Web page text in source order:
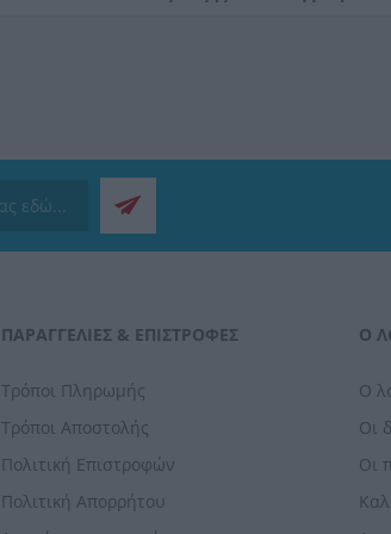
ΠΑΡΑΓΓΕΛΊΕΣ & ΕΠΙΣΤΡΟΦΈΣ
Τρόποι Πληρωμής
Τρόποι Αποστολής
Πολιτική Επιστροφών
Πολιτική Απορρήτου
Ο
Ο
Οι
Οι